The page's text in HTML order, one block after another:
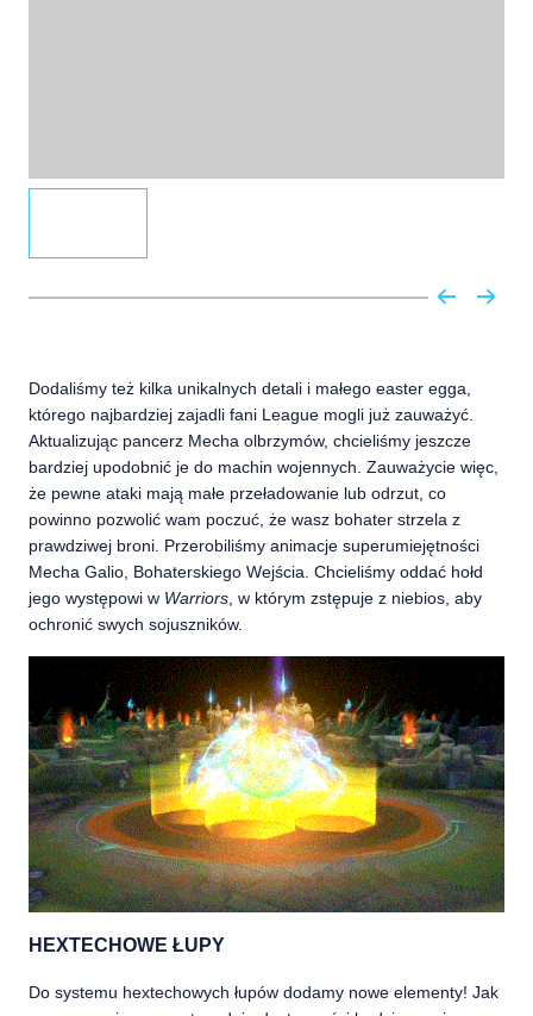
Dodaliśmy też kilka unikalnych detali i małego easter egga,
którego najbardziej zajadli fani League mogli już zauważyć.
Aktualizując pancerz Mecha olbrzymów, chcieliśmy jeszcze
bardziej upodobnić je do machin wojennych. Zauważycie więc,
że pewne ataki mają małe przeładowanie lub odrzut, co
powinno pozwolić wam poczuć, że wasz bohater strzela z
prawdziwej broni. Przerobiliśmy animacje superumiejętności
Mecha Galio, Bohaterskiego Wejścia. Chcieliśmy oddać hołd
jego występowi w Warriors , w którym zstępuje z niebios, aby
ochronić swych sojuszników.
HEXTECHOWE ŁUPY
Do systemu hextechowych łupów dodamy nowe elementy! Jak